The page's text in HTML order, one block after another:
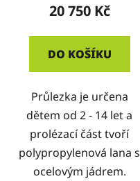
20 750 Kč
DO KOŠÍKU
Průlezka je určena
dětem od 2 - 14 let a
prolézací část tvoří
polypropylenová lana s
ocelovým jádrem.